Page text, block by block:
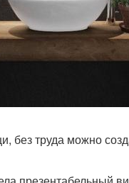
без труда можно